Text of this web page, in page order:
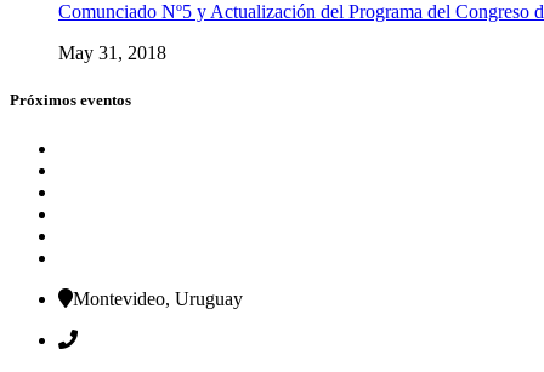
Comunciado Nº5 y Actualización del Programa del Congreso
May 31, 2018
Próximos eventos
Montevideo, Uruguay